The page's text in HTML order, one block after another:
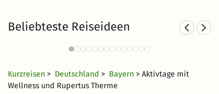
Beliebteste Reiseideen
Thermen in Bayern mit Hotel
755 Angebote
Kurzreisen > Deutschland > Bayern > Aktivtage mit
Wellness und Rupertus Therme